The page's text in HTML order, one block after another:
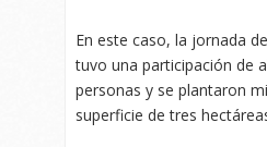
En este caso, la jornada
tuvo una participación de
personas y se plantaron
superficie de tres